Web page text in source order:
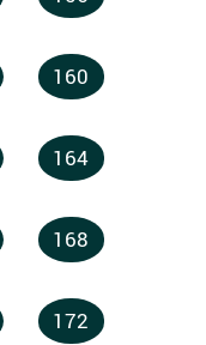
160
164
168
172